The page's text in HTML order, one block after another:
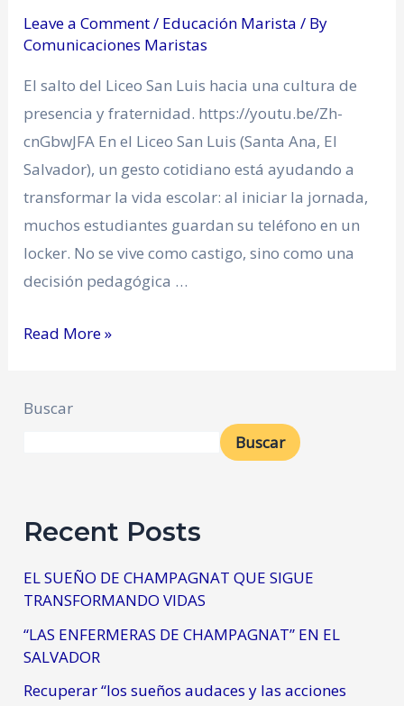
Leave a Comment/ Educación Marista / By
Comunicaciones Maristas
El salto del Liceo San Luis hacia una cultura de
presencia y fraternidad. https://youtu.be/Zh-
cnGbwJFA En el Liceo San Luis (Santa Ana, El
Salvador), un gesto cotidiano está ayudando a
transformar la vida escolar: al iniciar la jornada,
muchos estudiantes guardan su teléfono en un
locker. No se vive como castigo, sino como una
decisión pedagógica …
Read More »
Buscar
Buscar
Recent Posts
EL SUEÑO DE CHAMPAGNAT QUE SIGUE
TRANSFORMANDO VIDAS
“LAS ENFERMERAS DE CHAMPAGNAT” EN EL
SALVADOR
Recuperar “los sueños audaces y las acciones